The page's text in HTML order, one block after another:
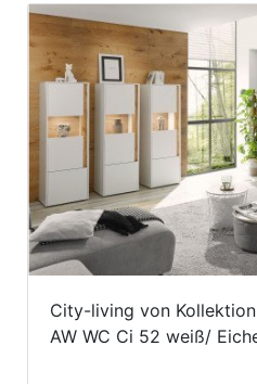
City-living von
AW WC Ci 52 weiß/